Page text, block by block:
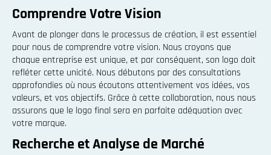
Comprendre Votre Vision
Avant de plonger dans le processus de création, il est essentiel
pour nous de comprendre votre vision. Nous croyons que
chaque entreprise est unique, et par conséquent, son logo doit
refléter cette unicité. Nous débutons par des consultations
approfondies où nous écoutons attentivement vos idées, vos
valeurs, et vos objectifs. Grâce à cette collaboration, nous nous
assurons que le logo final sera en parfaite adéquation avec
votre marque.
Recherche et Analyse de Marché